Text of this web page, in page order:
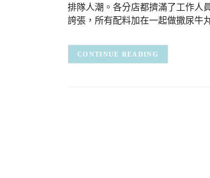
排隊人潮。各分店都擠滿了工作人
誇張，所有配料加在一起做撒尿牛
CONTINUE READING